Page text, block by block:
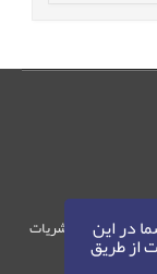
در این
طریق
مدیریت نشریات